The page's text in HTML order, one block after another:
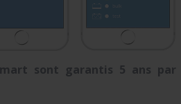
sont garantis 5 ans par